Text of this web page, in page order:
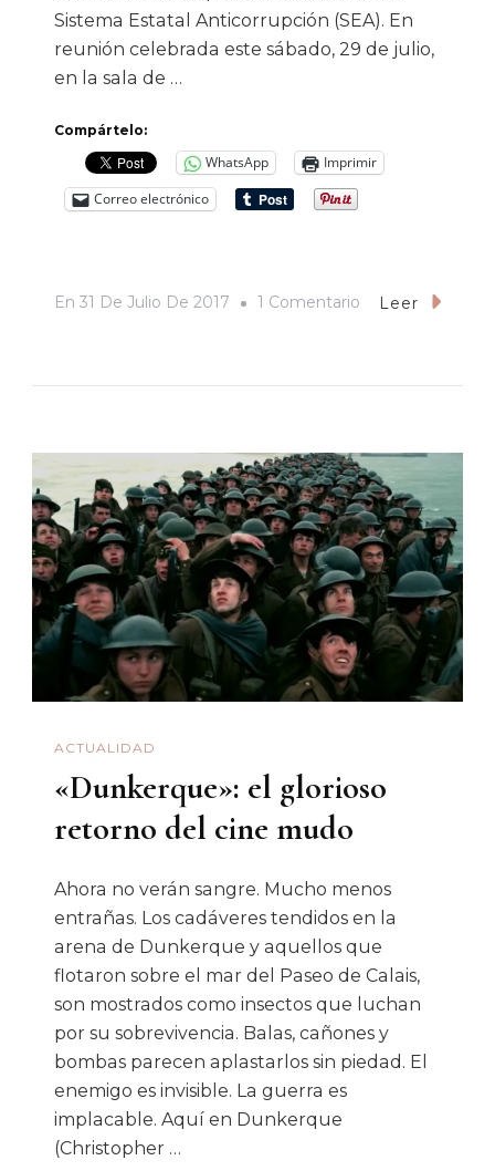
Sistema Estatal Anticorrupción (SEA). En
reunión celebrada este sábado, 29 de julio,
en la sala de …
Compártelo:
WhatsApp
Imprimir
Correo electrónico
En 31 De Julio De 2017 1 Comentario
Anticorrupción
Admite
Que
«la
Regó»
Y
Anuncia
Para
Leer
ACTUALIDAD
«Dunkerque»: el glorioso
retorno del cine mudo
Ahora no verán sangre. Mucho menos
entrañas. Los cadáveres tendidos en la
arena de Dunkerque y aquellos que
flotaron sobre el mar del Paseo de Calais,
son mostrados como insectos que luchan
por su sobrevivencia. Balas, cañones y
bombas parecen aplastarlos sin piedad. El
enemigo es invisible. La guerra es
implacable. Aquí en Dunkerque
(Christopher …